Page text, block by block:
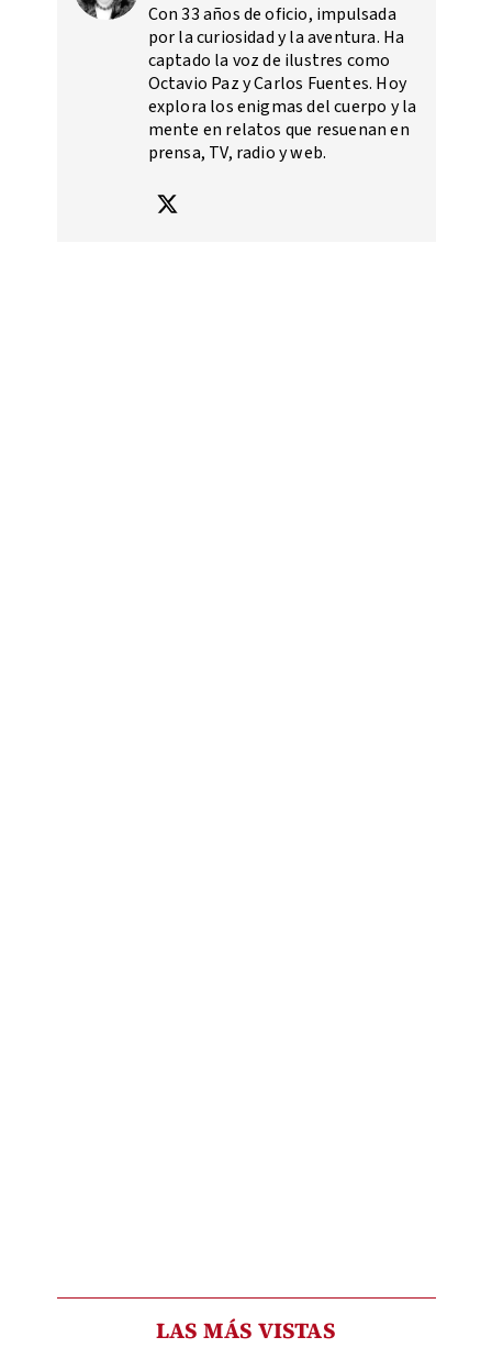
Con 33 años de oficio, impulsada
por la curiosidad y la aventura. Ha
captado la voz de ilustres como
Octavio Paz y Carlos Fuentes. Hoy
explora los enigmas del cuerpo y la
mente en relatos que resuenan en
prensa, TV, radio y web.
LAS MÁS VISTAS